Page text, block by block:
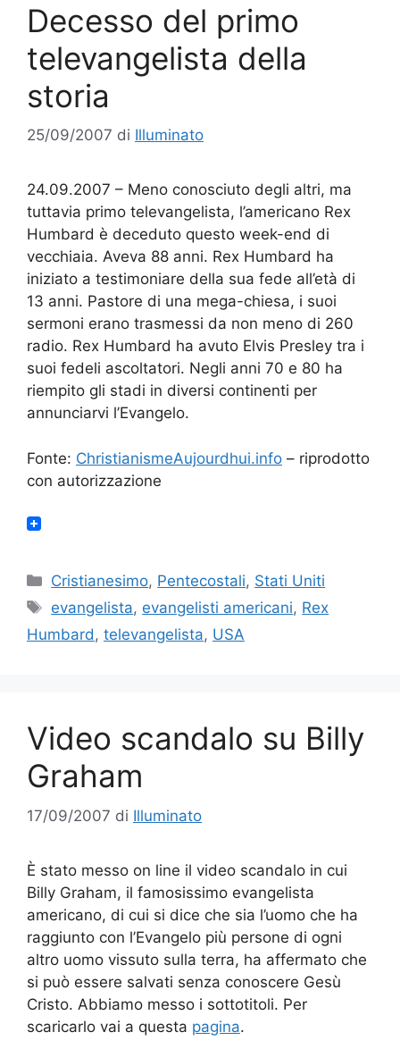
Decesso del primo
televangelista della
storia
25/09/2007 di Illuminato
24.09.2007 – Meno conosciuto degli altri, ma
tuttavia primo televangelista, l’americano Rex
Humbard è deceduto questo week-end di
vecchiaia. Aveva 88 anni. Rex Humbard ha
iniziato a testimoniare della sua fede all’età di
13 anni. Pastore di una mega-chiesa, i suoi
sermoni erano trasmessi da non meno di 260
radio. Rex Humbard ha avuto Elvis Presley tra i
suoi fedeli ascoltatori. Negli anni 70 e 80 ha
riempito gli stadi in diversi continenti per
annunciarvi l’Evangelo.
Fonte: ChristianismeAujourdhui.info – riprodotto
con autorizzazione
Categorie
Cristianesimo, Pentecostali, Stati Uniti
Tag
evangelista, evangelisti americani, Rex
Humbard, televangelista, USA
Video scandalo su Billy
Graham
17/09/2007 di Illuminato
È stato messo on line il video scandalo in cui
Billy Graham, il famosissimo evangelista
americano, di cui si dice che sia l’uomo che ha
raggiunto con l’Evangelo più persone di ogni
altro uomo vissuto sulla terra, ha affermato che
si può essere salvati senza conoscere Gesù
Cristo. Abbiamo messo i sottotitoli. Per
scaricarlo vai a questa pagina.